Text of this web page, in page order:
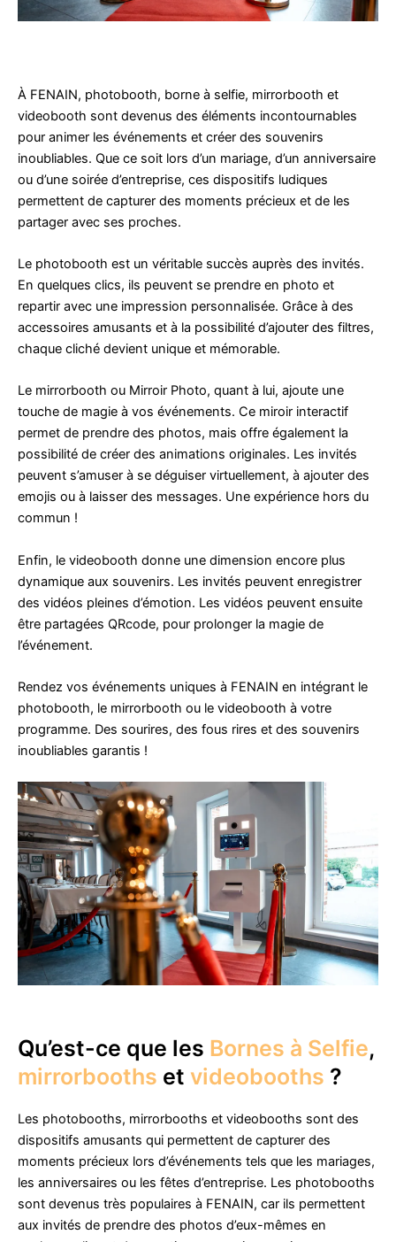
À FENAIN, photobooth, borne à selfie, mirrorbooth et
videobooth sont devenus des éléments incontournables
pour animer les événements et créer des souvenirs
inoubliables. Que ce soit lors d’un mariage, d’un anniversaire
ou d’une soirée d’entreprise, ces dispositifs ludiques
permettent de capturer des moments précieux et de les
partager avec ses proches.
Le photobooth est un véritable succès auprès des invités.
En quelques clics, ils peuvent se prendre en photo et
repartir avec une impression personnalisée. Grâce à des
accessoires amusants et à la possibilité d’ajouter des filtres,
chaque cliché devient unique et mémorable.
Le mirrorbooth ou Mirroir Photo, quant à lui, ajoute une
touche de magie à vos événements. Ce miroir interactif
permet de prendre des photos, mais offre également la
possibilité de créer des animations originales. Les invités
peuvent s’amuser à se déguiser virtuellement, à ajouter des
emojis ou à laisser des messages. Une expérience hors du
commun !
Enfin, le videobooth donne une dimension encore plus
dynamique aux souvenirs. Les invités peuvent enregistrer
des vidéos pleines d’émotion. Les vidéos peuvent ensuite
être partagées QRcode, pour prolonger la magie de
l’événement.
Rendez vos événements uniques à FENAIN en intégrant le
photobooth, le mirrorbooth ou le videobooth à votre
programme. Des sourires, des fous rires et des souvenirs
inoubliables garantis !
Qu’est-ce que les Bornes à Selfie,
mirrorbooths et videobooths ?
Les photobooths, mirrorbooths et videobooths sont des
dispositifs amusants qui permettent de capturer des
moments précieux lors d’événements tels que les mariages,
les anniversaires ou les fêtes d’entreprise. Les photobooths
sont devenus très populaires à FENAIN, car ils permettent
aux invités de prendre des photos d’eux-mêmes en